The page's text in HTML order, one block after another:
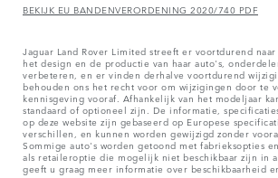
BEKIJK EU BANDENVERORDENING 2020/740 PDF
Jaguar Land Rover Limited streeft er voortdurend naar
het design en de productie van haar auto's,
verbeteren, en er vinden derhalve voortdurend
behouden ons het recht voor om wijzigingen door te
kennisgeving vooraf. Afhankelijk van het modeljaar
standaard of optioneel zijn. De informatie,
op deze website zijn gebaseerd op Europese
verschillen, en kunnen worden gewijzigd zonder
Sommige auto's worden getoond met fabrieksopties
als retaileroptie die mogelijk niet beschikbaar zijn in
geeft u graag meer informatie over beschikbaarheid